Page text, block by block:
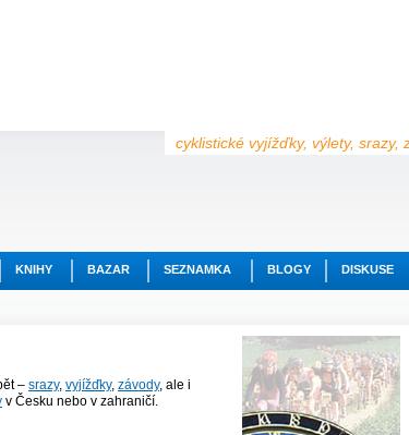
cyklistické vyjížďky, výlety, srazy,
KNIHY BAZAR SEZNAMKA BLOGY DISKUSE
– srazy, vyjížďky, závody, ale i
v Česku nebo v zahraničí.